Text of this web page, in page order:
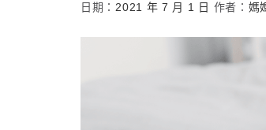
日期： 2021 年 7 月 1 日 作者： 媽